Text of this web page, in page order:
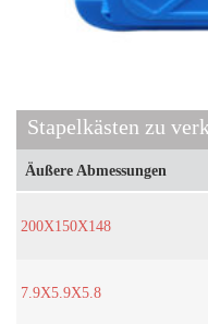
Stapelkästen zu
Äußere Abmessungen
200X150X148
7.9X5.9X5.8